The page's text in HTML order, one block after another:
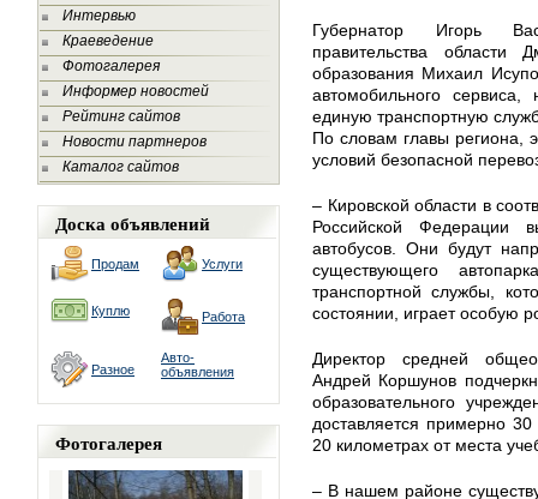
Интервью
Краеведение
Фотогалерея
Информер новостей
Рейтинг сайтов
Новости партнеров
Каталог сайтов
Доска объявлений
Продам Услуги
Куплю Работа
Разное
Авто-
объявления
Фотогалерея
Губернатор Игорь
правительства
образования Михаил
автомобильного сервиса,
единую транспортную
По словам главы региона,
условий безопасной
– Кировской области в
Российской Федерации
автобусов. Они будут
существующего
транспортной службы,
состоянии, играет особую
Директор средней
Андрей Коршунов
образовательного
доставляется примерно
20 километрах от места
– В нашем районе